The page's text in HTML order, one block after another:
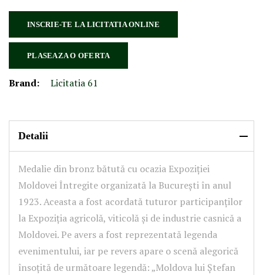
INSCRIE-TE LA LICITATIA ONLINE
PLASEAZA O OFERTA
Brand: Licitatia 61
Detalii
Medalie din bronz bătută cu ocazia Expoziției
Moldovei Întregite organizată la București în anul
1923. Aceasta a fost acordată tuturor participanților
la Expoziția agricolă, viticolă și de industrie casnică a
Moldovei. Pe avers a fost reprezentată legenda
evenimentului, iar pe revers apare o scenă alegorică
însoțită de următoare legendă: „Moldova lui Ștefan